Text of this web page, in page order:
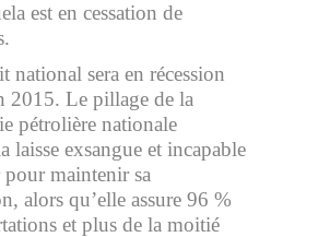
est en cessation de
national sera en récession
2015. Le pillage de la
pétrolière nationale
laisse exsangue et incapable
pour maintenir sa
alors qu’elle assure 96 %
et plus de la moitié